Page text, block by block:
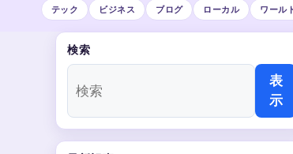
テック ビジネス ブログ ローカル ワール
検索
表
示